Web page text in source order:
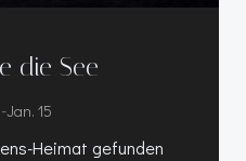
die See
-Jan. 15
Heimat gefunden